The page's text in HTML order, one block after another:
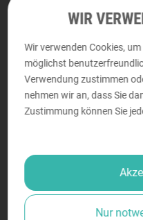
DRUCKRAUM
Montag - Donnerstag
Freitag von
9:00 bis
WIR
Wir verwenden Cookies,
möglichst
Verwendung zustimmen
nehmen wir an, dass Sie
Zustimmung können Sie
Nur